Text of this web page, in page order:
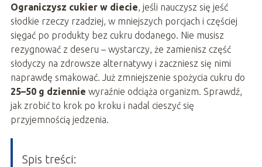
Ograniczysz cukier w diecie, jeśli nauczysz się jeść
słodkie rzeczy rzadziej, w mniejszych porcjach i częściej
sięgać po produkty bez cukru dodanego. Nie musisz
rezygnować z deseru – wystarczy, że zamienisz część
słodyczy na zdrowsze alternatywy i zaczniesz się nimi
naprawdę smakować. Już zmniejszenie spożycia cukru do
25–50 g dziennie wyraźnie odciąża organizm. Sprawdź,
jak zrobić to krok po kroku i nadal cieszyć się
przyjemnością jedzenia.
Spis treści: